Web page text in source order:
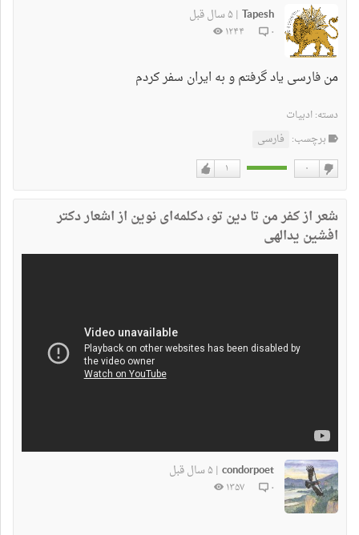
Tapesh
| ۵ سال قبل
۰ ۱۲۴۴
من فارسی یاد گرفتم و به ایران سفر کردم
دسته:ادبیات
برچسب: فارسی
۱ ۰
شعر از کفر من تا دین تو، دکلمه‌ای نوین از اشعار دکتر
افشین یدالهی
condorpoet
| ۵ سال قبل
۰ ۱۳۵۷